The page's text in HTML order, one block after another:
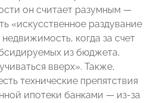
он считает разумным —
«искусственное раздувание
когда за счет
из бюджета,
вверх». Также,
технические препятствия
ипотеки банками — из-за